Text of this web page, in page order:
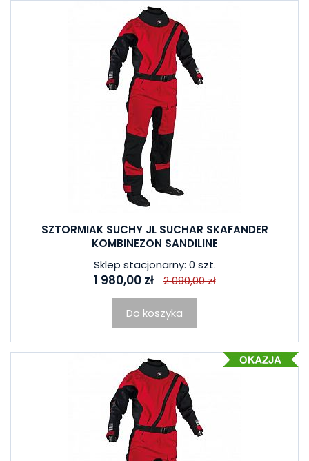
SZTORMIAK SUCHY JL SUCHAR SKAFANDER
KOMBINEZON SANDILINE
Sklep stacjonarny: 0 szt.
1 980,00 zł 2 090,00 zł
Do koszyka